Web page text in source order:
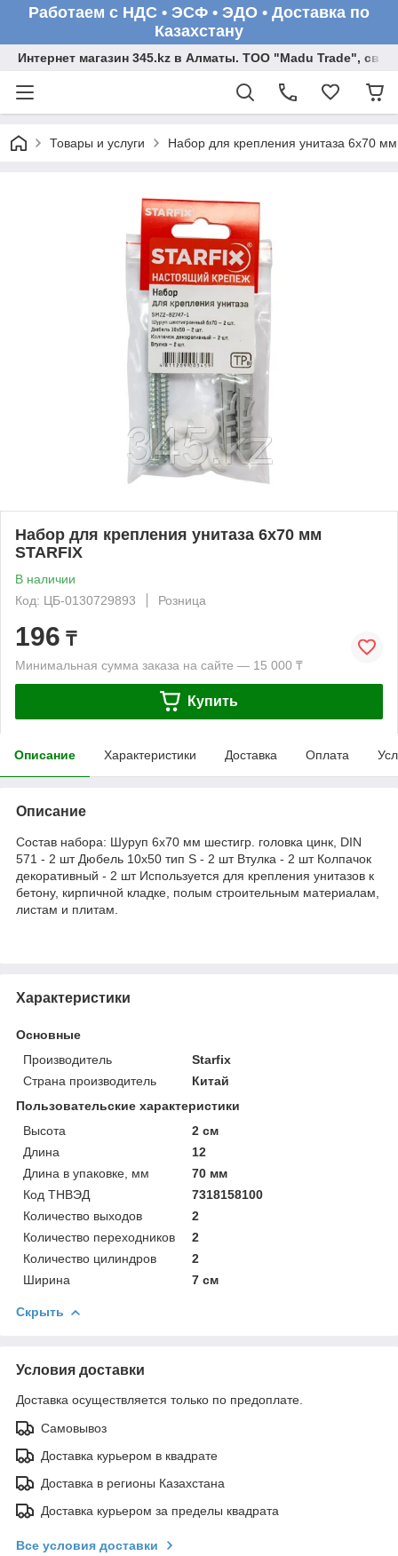
Работаем с НДС • ЭСФ • ЭДО • Доставка по
Казахстану
Интернет магазин 345.kz в Алматы. ТОО "Madu Trade",
Товары и услуги Набор для крепления унитаза 6х70
Набор для крепления унитаза 6х70 мм
STARFIX
В наличии
Код: ЦБ-0130729893
Розница
196 ₸
Минимальная сумма заказа на сайте — 15 000 ₸
Купить
Описание Характеристики Доставка Оплата
Описание
Cостав набора: Шуруп 6х70 мм шестигр. головка цинк, DIN
571 - 2 шт Дюбель 10х50 тип S - 2 шт Втулка - 2 шт Колпачок
декоративный - 2 шт Используется для крепления унитазов к
бетону, кирпичной кладке, полым строительным материалам,
листам и плитам.
Характеристики
Основные
Производитель
Starfix
Страна производитель
Китай
Пользовательские характеристики
Высота
2 см
Длина
12
Длина в упаковке, мм
70 мм
Код ТНВЭД
7318158100
Количество выходов
2
Количество переходников
2
Количество цилиндров
2
Ширина
7 см
Скрыть
Условия доставки
Доставка осуществляется только по предоплате.
Самовывоз
Доставка курьером в квадрате
Доставка в регионы Казахстана
Доставка курьером за пределы квадрата
Все условия доставки